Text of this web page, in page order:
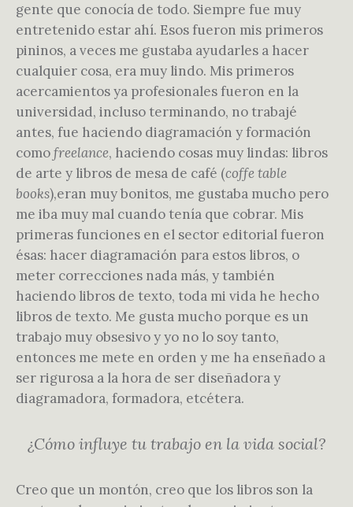
gente que conocía de todo. Siempre fue muy
entretenido estar ahí. Esos fueron mis primeros
pininos, a veces me gustaba ayudarles a hacer
cualquier cosa, era muy lindo. Mis primeros
acercamientos ya profesionales fueron en la
universidad, incluso terminando, no trabajé
antes, fue haciendo diagramación y formación
comofreelance, haciendo cosas muy lindas: libros
de arte y libros de mesa de café (coffe table
books),eran muy bonitos, me gustaba mucho pero
me iba muy mal cuando tenía que cobrar. Mis
primeras funciones en el sector editorial fueron
ésas: hacer diagramación para estos libros, o
meter correcciones nada más, y también
haciendo libros de texto, toda mi vida he hecho
libros de texto. Me gusta mucho porque es un
trabajo muy obsesivo y yo no lo soy tanto,
entonces me mete en orden y me ha enseñado a
ser rigurosa a la hora de ser diseñadora y
diagramadora, formadora, etcétera.
¿Cómo influye tu trabajo en la vida social?
Creo que un montón, creo que los libros son la